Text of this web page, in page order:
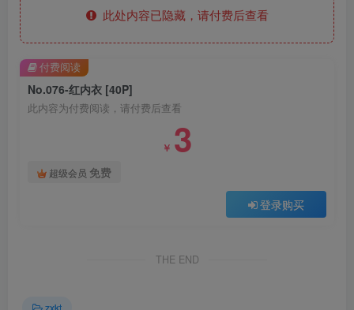
此处内容已隐藏，请付费后查看
No.076-红内衣 [40P]
此内容为付费阅读，请付费后查看
￥ 3
超级会员 免费
登录购买
付费阅读
THE END
zxkt